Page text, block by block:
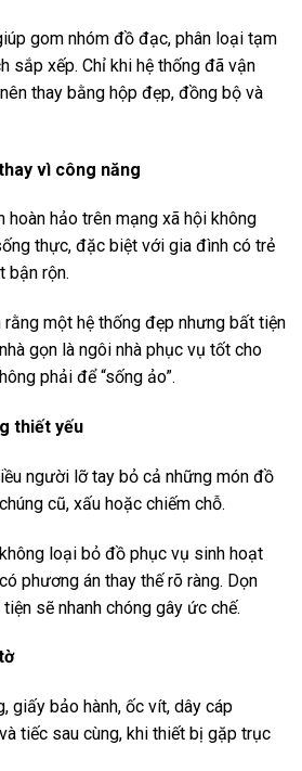
gom nhóm đồ đạc, phân loại tạm
sắp xếp. Chỉ khi hệ thống đã vận
thay bằng hộp đẹp, đồng bộ và
vì công năng
hoàn hảo trên mạng xã hội không
thực, đặc biệt với gia đình có trẻ
bận rộn.
rằng một hệ thống đẹp nhưng bất tiện
gọn là ngôi nhà phục vụ tốt cho
phải để “sống ảo”.
thiết yếu
người lỡ tay bỏ cả những món đồ
cũ, xấu hoặc chiếm chỗ.
loại bỏ đồ phục vụ sinh hoạt
phương án thay thế rõ ràng. Dọn
sẽ nhanh chóng gây ức chế.
giấy bảo hành, ốc vít, dây cáp
tiếc sau cùng, khi thiết bị gặp trục